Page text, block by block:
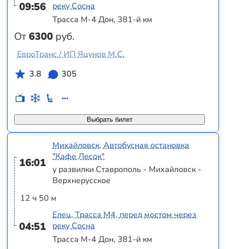
09:56
От6300 руб.
реку Сосна
Трасса М-4 Дон, 381-й км
Выбрать билет
ЕвроТранс / ИП Яцунов М.С.
3.8
305
16:01
12 ч 50 м
04:51
Михайловск, Автобусная остановка
"Кафе Лесок"
у развилки Ставрополь - Михайловск -
Верхнерусское
Елец, Трасса М4, перед мостом через
реку Сосна
Трасса М-4 Дон, 381-й км